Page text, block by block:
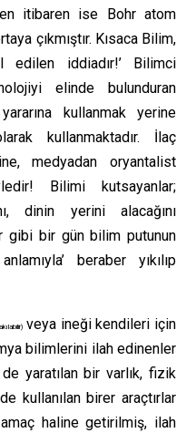
itibaren ise Bohr atom
çıkmıştır. Kısaca Bilim,
edilen iddiadır!’ Bilimci
elinde bulunduran
kullanmak yerine
kullanmaktadır. İlaç
medyadan oryantalist
Bilimi kutsayanlar;
dinin yerini alacağını
gibi bir gün bilim putunun
beraber yıkılıp
veya ineği kendileri için
bilimlerini ilah edinenler
yaratılan bir varlık, fizik
kullanılan birer araçtırlar
haline getirilmiş, ilah